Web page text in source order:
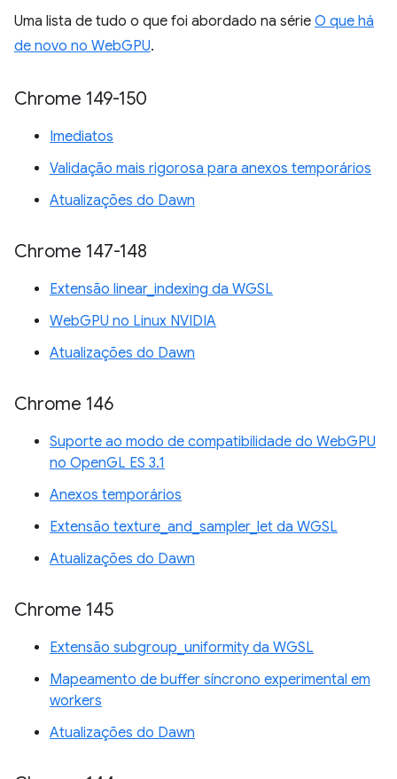
Uma lista de tudo o que foi abordado na série O que há
de novo no WebGPU.
Chrome 149-150
Imediatos
Validação mais rigorosa para anexos temporários
Atualizações do Dawn
Chrome 147-148
Extensão linear_indexing da WGSL
WebGPU no Linux NVIDIA
Atualizações do Dawn
Chrome 146
Suporte ao modo de compatibilidade do WebGPU
no OpenGL ES 3.1
Anexos temporários
Extensão texture_and_sampler_let da WGSL
Atualizações do Dawn
Chrome 145
Extensão subgroup_uniformity da WGSL
Mapeamento de buffer síncrono experimental em
workers
Atualizações do Dawn